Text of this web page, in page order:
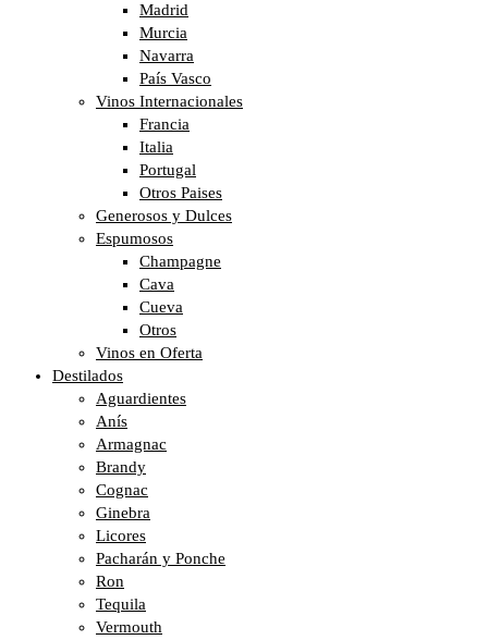
Madrid
Murcia
Navarra
País Vasco
Vinos Internacionales
Francia
Italia
Portugal
Otros Paises
Generosos y Dulces
Espumosos
Champagne
Cava
Cueva
Otros
Vinos en Oferta
Destilados
Aguardientes
Anís
Armagnac
Brandy
Cognac
Ginebra
Licores
Pacharán y Ponche
Ron
Tequila
Vermouth